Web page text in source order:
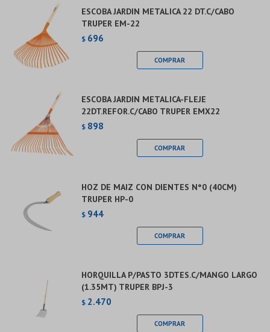
ESCOBA JARDIN METALICA 22 DT.C/CABO
TRUPER EM-22
$ 696
ESCOBA JARDIN METALICA-FLEJE
22DT.REFOR.C/CABO TRUPER EMX22
$ 898
HOZ DE MAIZ CON DIENTES N°0 (40CM)
TRUPER HP-0
$ 944
HORQUILLA P/PASTO 3DTES.C/MANGO LARGO
(1.35MT) TRUPER BPJ-3
$ 2.470